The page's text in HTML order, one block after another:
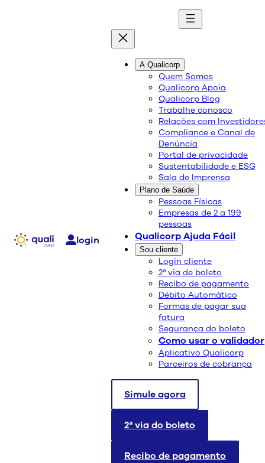
login
A Qualicorp
Quem Somos
Qualicorp Apoia
Qualicorp Blog
Trabalhe conosco
Relações com
Compliance e Canal de
Denúncia
Portal de privacidade
Sustentabilidade e ESG
Sala de Imprensa
Plano de Saúde
Pessoas Físicas
Empresas de 2 a 199
pessoas
Qualicorp Ajuda Fácil
Sou cliente
Login cliente
2ª via de boleto
Recibo de pagamento
Débito Automático
Formas de pagar sua
fatura
Segurança do boleto
Como usar o validador
Aplicativo Qualicorp
Parceiros de cobrança
Simule agora
2ª via do boleto
Recibo de pagamento
blog
Conteúdo de qualidade e as melhores soluções
Dia do amigo: como
cultivar boas amizades
impacta positivamente sua
saúde física e emocional
Saúde e Bem-Estar
30/06/2025
simbólica que nos convida à reflexão sobre os vínculos
afetivos que cultivamos ao longo da vida. Muito além
de lembranças nostálgicas ou mensagens carinhosas